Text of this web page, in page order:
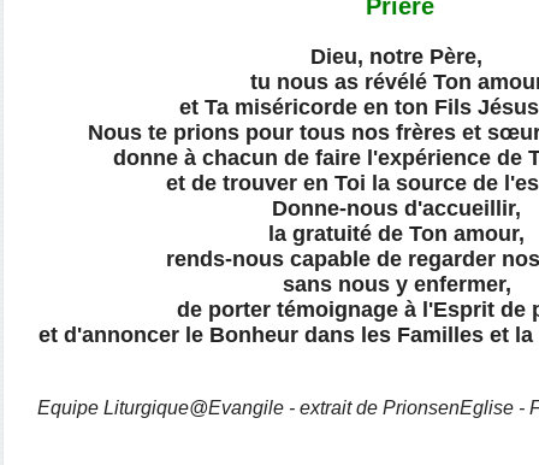
Prière
Dieu, notre Père,
tu nous as révélé Ton
et Ta miséricorde en ton Fils
Nous te prions pour tous nos frères et
donne à chacun de faire l'expérience de
et de trouver en Toi la source de
Donne-nous d'accueillir,
la gratuité de Ton amour,
rends-nous capable de regarder
sans nous y enfermer,
de porter témoignage à l'Esprit de
et d'annoncer le Bonheur dans les Familles et
Equipe Liturgique@Evangile - extrait de PrionsenEglise -